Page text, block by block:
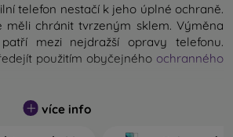
telefon nestačí k jeho úplné ochraně.
měli chránit tvrzeným sklem. Výměna
mezi nejdražší opravy telefonu.
použitím obyčejného ochranného
mobil sice neexistuje, ale při pádu
většině případů nepoškozený. Výběr
více info